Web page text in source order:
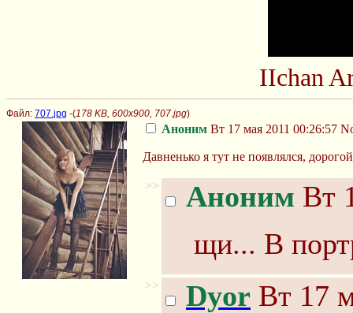
IIchan
Файл: 707.jpg -(178 KB, 600x900, 707.jpg)
Аноним Вт 17 мая 2011 00:26:57
Давненько я тут не появлялся,
>> Аноним Вт
щи... В
>> Dyor Вт 17